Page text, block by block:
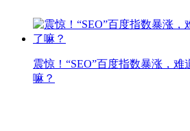
震惊！“SEO”百度指数暴涨，难
嘛？